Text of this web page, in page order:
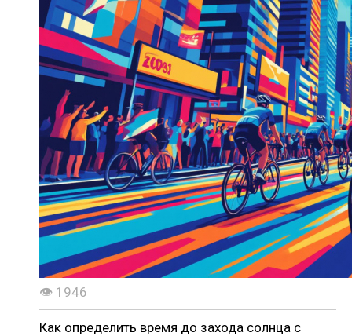
👁 1946
Как определить время до захода солнца с